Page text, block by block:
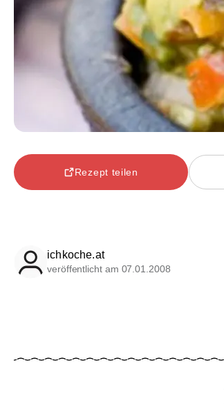
Rezept teilen
ichkoche.at
veröffentlicht am 07.01.2008